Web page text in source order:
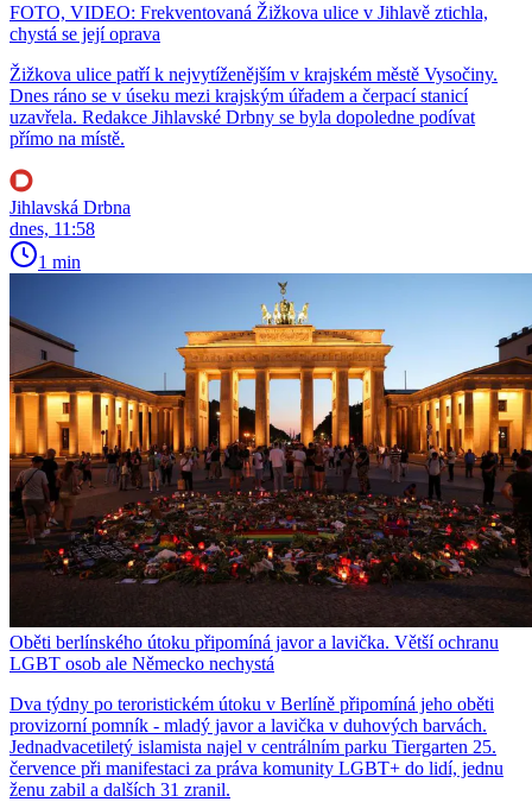
FOTO, VIDEO: Frekventovaná Žižkova ulice v Jihlavě ztichla,
chystá se její oprava
Žižkova ulice patří k nejvytíženějším v krajském městě Vysočiny.
Dnes ráno se v úseku mezi krajským úřadem a čerpací stanicí
uzavřela. Redakce Jihlavské Drbny se byla dopoledne podívat
přímo na místě.
Jihlavská Drbna
dnes, 11:58
1 min
Oběti berlínského útoku připomíná javor a lavička. Větší ochranu
LGBT osob ale Německo nechystá
Dva týdny po teroristickém útoku v Berlíně připomíná jeho oběti
provizorní pomník - mladý javor a lavička v duhových barvách.
Jednadvacetiletý islamista najel v centrálním parku Tiergarten 25.
července při manifestaci za práva komunity LGBT+ do lidí, jednu
ženu zabil a dalších 31 zranil.